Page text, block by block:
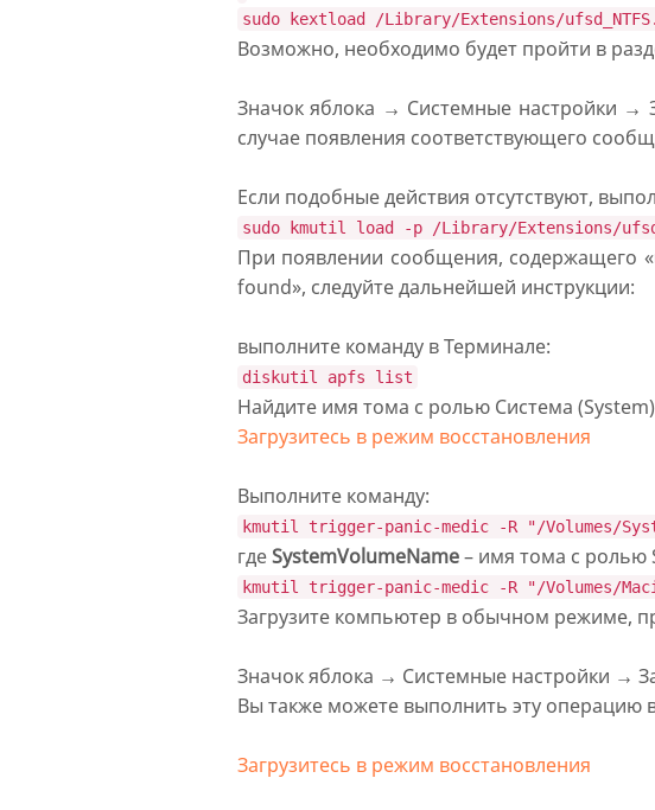
sudo kextload /Library/Extensions/
Возможно, необходимо будет пройти в
Значок яблока → Системные настройки →
случае появления соответствующего
Если подобные действия отсутствуют,
sudo kmutil load -p /Library/Extensions/
При появлении сообщения, содержащего
found», следуйте дальнейшей инструкции:
выполните команду в Терминале:
diskutil apfs list
Найдите имя тома с ролью Система
Загрузитесь в режим восстановления
Выполните команду:
kmutil trigger-panic-medic -R "/Volumes/
гдеSystemVolumeName– имя тома с ролью
kmutil trigger-panic-medic -R "/Volumes/
Загрузите компьютер в обычном режиме,
Значок яблока → Системные настройки →
Вы также можете выполнить эту операцию
Загрузитесь в режим восстановления